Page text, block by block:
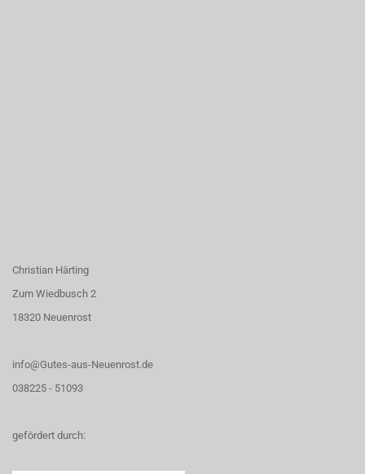
Christian Härting
Zum Wiedbusch 2
18320 Neuenrost
info@Gutes-aus-Neuenrost.de
038225 - 51093
gefördert durch: